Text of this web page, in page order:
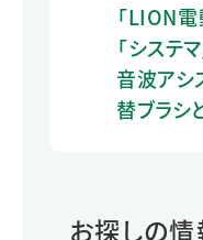
「LION電
「システ
音波アシ
替ブラシ
お探しの